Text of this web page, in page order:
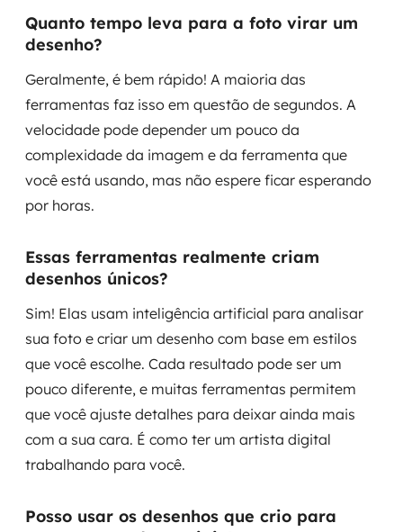
Quanto tempo leva para a foto virar um
desenho?
Geralmente, é bem rápido! A maioria das
ferramentas faz isso em questão de segundos. A
velocidade pode depender um pouco da
complexidade da imagem e da ferramenta que
você está usando, mas não espere ficar esperando
por horas.
Essas ferramentas realmente criam
desenhos únicos?
Sim! Elas usam inteligência artificial para analisar
sua foto e criar um desenho com base em estilos
que você escolhe. Cada resultado pode ser um
pouco diferente, e muitas ferramentas permitem
que você ajuste detalhes para deixar ainda mais
com a sua cara. É como ter um artista digital
trabalhando para você.
Posso usar os desenhos que crio para